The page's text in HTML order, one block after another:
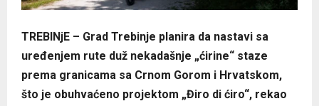
TREBINjE – Grad Trebinje planira da nastavi sa
uređenjem rute duž nekadašnje „ćirine“ staze
prema granicama sa Crnom Gorom i Hrvatskom,
što je obuhvaćeno projektom „Điro di ćiro“, rekao